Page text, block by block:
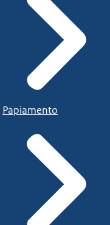
Papiamento